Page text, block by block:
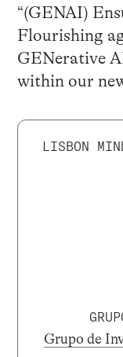
“(GENAI)
Flourishing
GENerative
within our
LISBON
Grupo de